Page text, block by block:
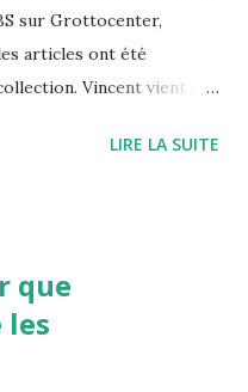
sur Grottocenter,
articles ont été
Vincent vient de
grâce au financement
fenêtre sans passer
détails a été
document à un massif se
LIRE LA SUITE
que